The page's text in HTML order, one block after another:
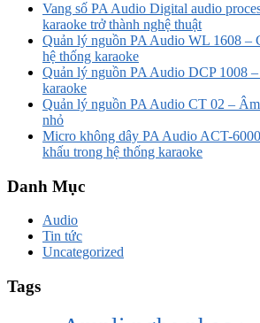
Vang số PA Audio Digital audio
karaoke trở thành nghệ thuật
Quản lý nguồn PA Audio WL 1608 –
hệ thống karaoke
Quản lý nguồn PA Audio DCP 1008
karaoke
Quản lý nguồn PA Audio CT 02 –
nhỏ
Micro không dây PA Audio ACT-
khấu trong hệ thống karaoke
Danh Mục
Audio
Tin tức
Uncategorized
Tags